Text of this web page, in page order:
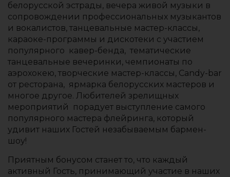
белорусской эстрады, вечера живой музыки в
сопровождении профессиональных музыкантов
и вокалистов, танцевальные мастер-классы,
караоке-программы и дискотеки с участием
популярного кавер-бенда, тематические
танцевальные вечеринки, чемпионаты по
аэрохокею, творческие мастер-классы, Сandy-bar
от ресторана, ярмарка белорусских мастеров и
многое другое. Любителей зрелищных
мероприятий порадует выступление самого
популярного мастера флейринга, который
удивит наших Гостей незабываемым бармен-
шоу!
Приятным бонусом станет то, что каждый
активный Гость, принимающий участие в наших